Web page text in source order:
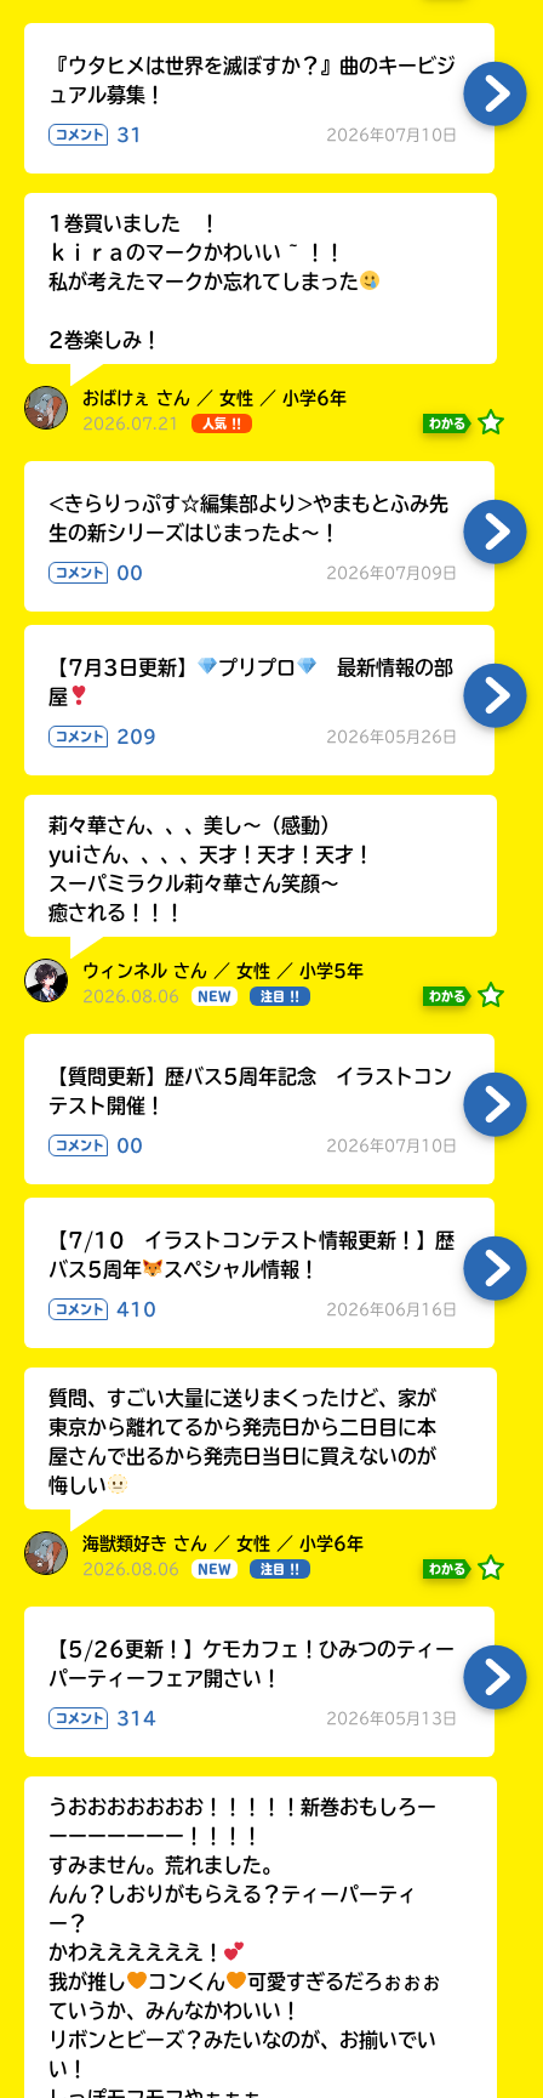
...
『ウタヒメは世界を滅ぼすか？』曲のキービジ
ュアル募集！
コメント 31 2026年07月10日
1巻買いました ！
ｋｉｒａのマークかわいい ~ ！！
私が考えたマークか忘れてしまった
2巻楽しみ！
おばけぇ さん ／ 女性 ／ 小学6年
2026.07.21 人気 !! わかる
<きらりっぷす☆編集部より>やまもとふみ先
生の新シリーズはじまったよ～！
コメント 00 2026年07月09日
【7月3日更新】 プリプロ
最新情報の部
屋
コメント 209 2026年05月26日
莉々華さん、、、美し〜（感動）
yuiさん、、、、天才！天才！天才！
スーパミラクル莉々華さん笑顔〜
癒される！！！
ウィンネル さん ／ 女性 ／ 小学5年
2026.08.06 NEW 注目 !! わかる
【質問更新】歴バス5周年記念 イラストコン
テスト開催！
コメント 00 2026年07月10日
【7/10 イラストコンテスト情報更新！】歴
バス5周年
スペシャル情報！
コメント 410 2026年06月16日
質問、すごい大量に送りまくったけど、家が
東京から離れてるから発売日から二日目に本
屋さんで出るから発売日当日に買えないのが
悔しい
海獣類好き さん ／ 女性 ／ 小学6年
2026.08.06 NEW 注目 !! わかる
【5/26更新！】ケモカフェ！ひみつのティー
パーティーフェア開さい！
コメント 314 2026年05月13日
うおおおおおおお！！！！！新巻おもしろー
ーーーーーーー！！！！
すみません。荒れました。
んん？しおりがもらえる？ティーパーティ
ー？
かわええええええ！
我が推し
コンくん
可愛すぎるだろぉぉぉ
ていうか、みんなかわいい！
リボンとビーズ？みたいなのが、お揃いでい
い！
い
い
え
入
に
エ
が
る
う
度
確
認
て
み
て
戻